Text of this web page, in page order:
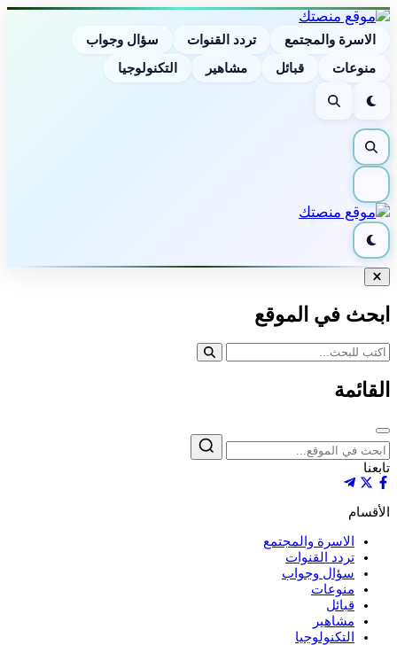
الاسرة والمجتمع تردد القنوات
سؤال وجواب
منوعات
قبائل مشاهير التكنولوجيا
الوضع
بحث
بحث
القائمة
الوضع
الليلي
إغلاق
ابحث في الموقع
القائمة
إغلاق
بحث
تابعنا
الأقسام
الاسرة والمجتمع
تردد القنوات
سؤال وجواب
منوعات
قبائل
مشاهير
التكنولوجيا